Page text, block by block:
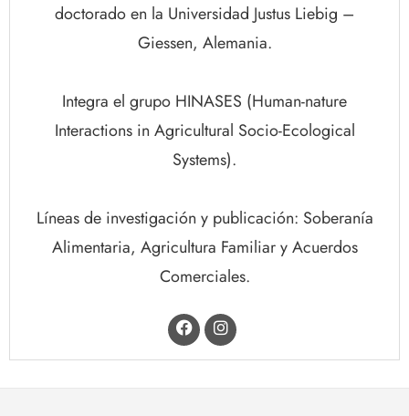
doctorado en la Universidad Justus Liebig –
Giessen, Alemania.
Integra el grupo HINASES (Human-nature
Interactions in Agricultural Socio-Ecological
Systems).
Líneas de investigación y publicación: Soberanía
Alimentaria, Agricultura Familiar y Acuerdos
Comerciales.